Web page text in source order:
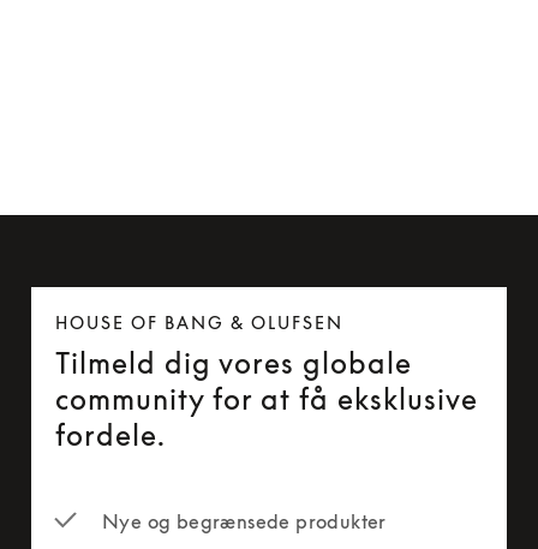
HOUSE OF BANG & OLUFSEN
Tilmeld dig vores globale
community for at få eksklusive
fordele.
Nye og begrænsede produkter